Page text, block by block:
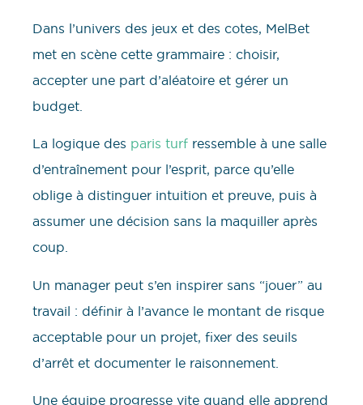
Dans l’univers des jeux et des cotes, MelBet
met en scène cette grammaire : choisir,
accepter une part d’aléatoire et gérer un
budget.
La logique des paris turf ressemble à une salle
d’entraînement pour l’esprit, parce qu’elle
oblige à distinguer intuition et preuve, puis à
assumer une décision sans la maquiller après
coup.
Un manager peut s’en inspirer sans “jouer” au
travail : définir à l’avance le montant de risque
acceptable pour un projet, fixer des seuils
d’arrêt et documenter le raisonnement.
Une équipe progresse vite quand elle apprend